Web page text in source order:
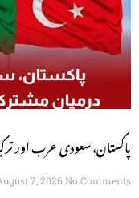
پاکستان، سعودی عرب اور
7, 2026 No Comments